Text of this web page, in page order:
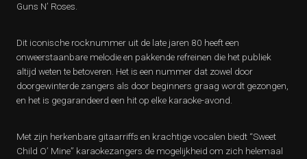
Guns N’ Roses.
Dit iconische rocknummer uit de late jaren 80 heeft een
onweerstaanbare melodie en pakkende refreinen die het publiek
altijd weten te betoveren. Het is een nummer dat zowel door
doorgewinterde zangers als door beginners graag wordt gezongen,
en het is gegarandeerd een hit op elke karaoke-avond.
Met zijn herkenbare gitaarriffs en krachtige vocalen biedt “Sweet
Child O’ Mine” karaokezangers de mogelijkheid om zich helemaal